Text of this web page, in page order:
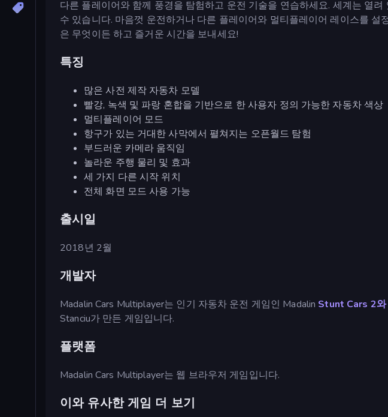
다른 플레이어와 함께 풍경을 탐험하고 운전 기술을 연습하세요. 세계는 열
수 있습니다. 마음껏 운전하거나 다른 플레이어와 멀티플레이어 레이스를 설
은 무엇이든 하고 즐거운 시간을 보내세요!
특징
많은 사전 제작 자동차 모델
빨강, 녹색 및 파랑 혼합을 기반으로 한 사용자 정의 가능한 자동차 색상
멀티플레이어 모드
항구가 있는 거대한 사막에서 펼쳐지는 오픈월드 탐험
부드러운 카메라 움직임
놀라운 주행 물리 및 효과
세 가지 다른 시작 위치
전체 화면 모드 사용 가능
출시일
2018년 2월
개발자
Madalin Cars Multiplayer는 인기 자동차 운전 게임인 Madalin Stunt Cars 2와
Stanciu가 만든 게임입니다.
플랫폼
Madalin Cars Multiplayer는 웹 브라우저 게임입니다.
이와 유사한 게임 더 보기